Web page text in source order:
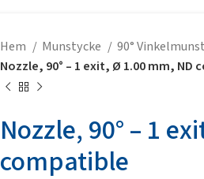
Hem Munstycke
90°
Nozzle, 90° – 1 exit, Ø 1.00 mm, ND
Nozzle, 90° – 1
compatible